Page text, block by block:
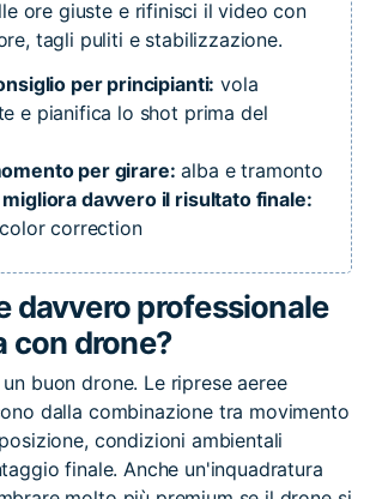
ore giuste e rifinisci il video con
tagli puliti e stabilizzazione.
per principianti: vola
e pianifica lo shot prima del
per girare: alba e tramonto
migliora davvero il risultato finale:
correction
davvero professionale
con drone?
buon drone. Le riprese aeree
dalla combinazione tra movimento
condizioni ambientali
finale. Anche un'inquadratura